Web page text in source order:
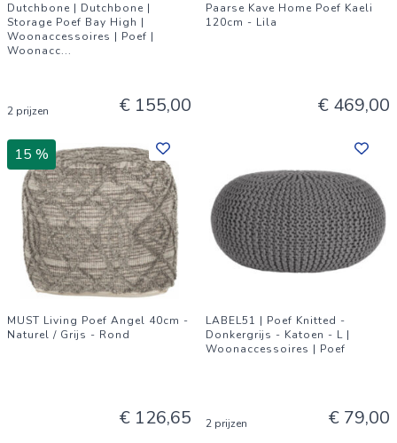
Dutchbone | Dutchbone |
Storage Poef Bay High |
Woonaccessoires | Poef |
Woonacc...
2 prijzen € 155,00
Paarse Kave Home Poef Kaeli
120cm - Lila
€ 469,00
15 %
MUST Living Poef Angel 40cm -
Naturel / Grijs - Rond
€ 126,65
LABEL51 | Poef Knitted -
Donkergrijs - Katoen - L |
Woonaccessoires | Poef
2 prijzen € 79,00